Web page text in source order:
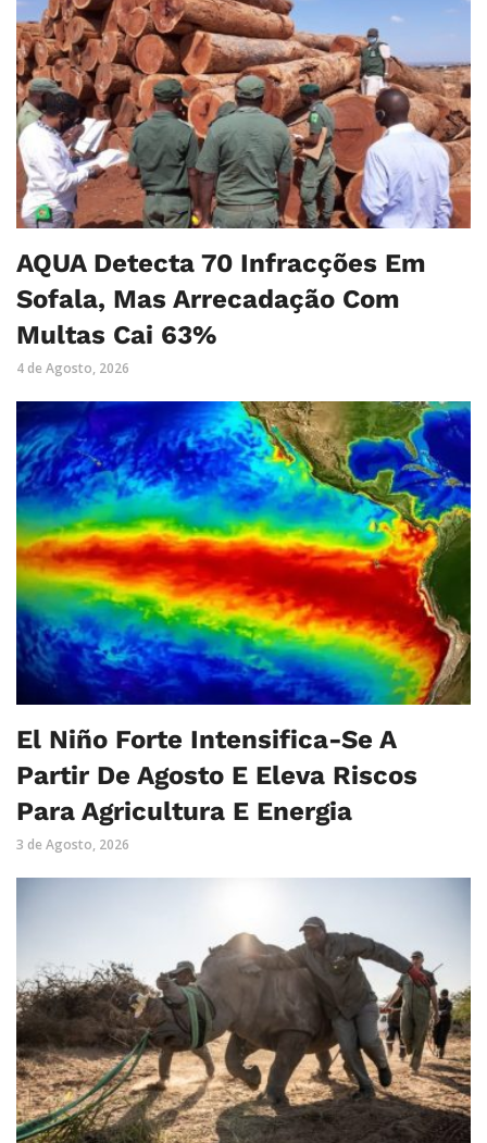
AQUA Detecta 70 Infracções Em
Sofala, Mas Arrecadação Com
Multas Cai 63%
4 de Agosto, 2026
El Niño Forte Intensifica-Se A
Partir De Agosto E Eleva Riscos
Para Agricultura E Energia
3 de Agosto, 2026